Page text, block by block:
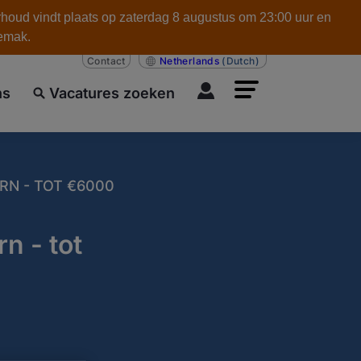
vindt plaats op zaterdag 8 augustus om 23:00 uur en
Vacatures zoeken
Contact Netherlands (Dutch)
- TOT €6000
- tot